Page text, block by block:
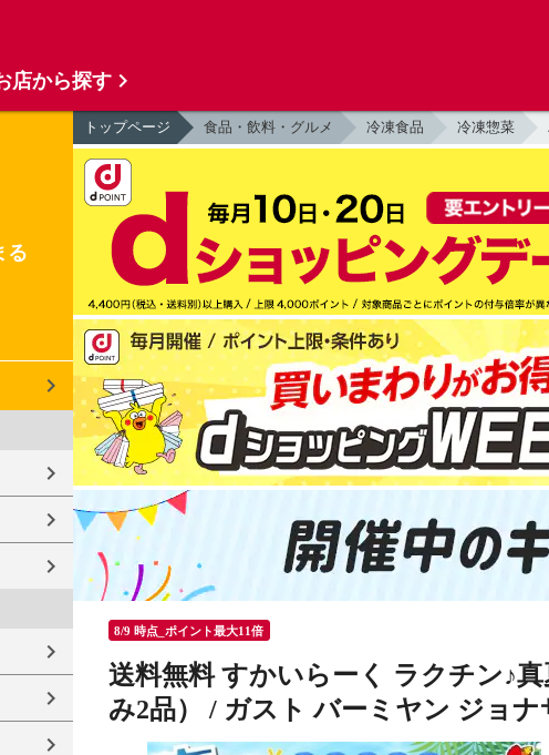
る
トップページ 食品・飲料・グルメ 冷凍食品 冷凍惣菜
8/9 時点_ポイント最大11倍
送料無料 すかいらーく ラクチン♪
み2品） / ガスト バーミヤン ジョナ
店から探す